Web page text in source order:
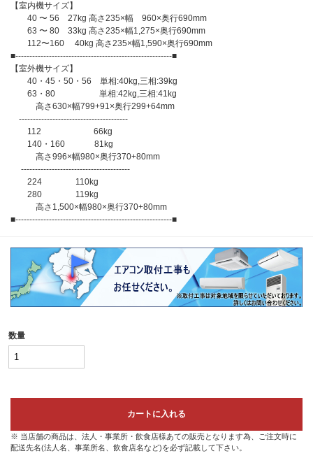
【室内機サイズ】
40 〜 56 27kg 高さ235×幅 960×奥行690mm
63 〜 80 33kg 高さ235×幅1,275×奥行690mm
112〜160 40kg 高さ235×幅1,590×奥行690mm
■--------------------------------------------------------■
【室外機サイズ】
40・45・50・56 単相:40kg,三相:39kg
63・80 単相:42kg,三相:41kg
高さ630×幅799+91×奥行299+64mm
---------------------------------------
112 66kg
140・160 81kg
高さ996×幅980×奥行370+80mm
---------------------------------------
224 110kg
280 119kg
高さ1,500×幅980×奥行370+80mm
■--------------------------------------------------------■
数量
カートに入れる
※ 当店舗の商品は、法人・事業所・飲食店様あての販売となります為、ご注文時に
配送先名(法人名、事業所名、飲食店名など)を必ず記載して下さい。